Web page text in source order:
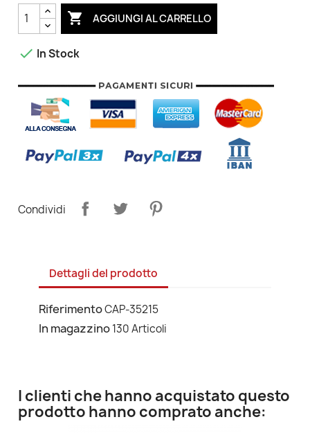
 AGGIUNGI AL CARRELLO
 In Stock
Condividi
Dettagli del prodotto
RiferimentoCAP-35215
In magazzino130 Articoli
I clienti che hanno acquistato questo
prodotto hanno comprato anche: